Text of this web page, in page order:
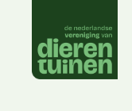
content